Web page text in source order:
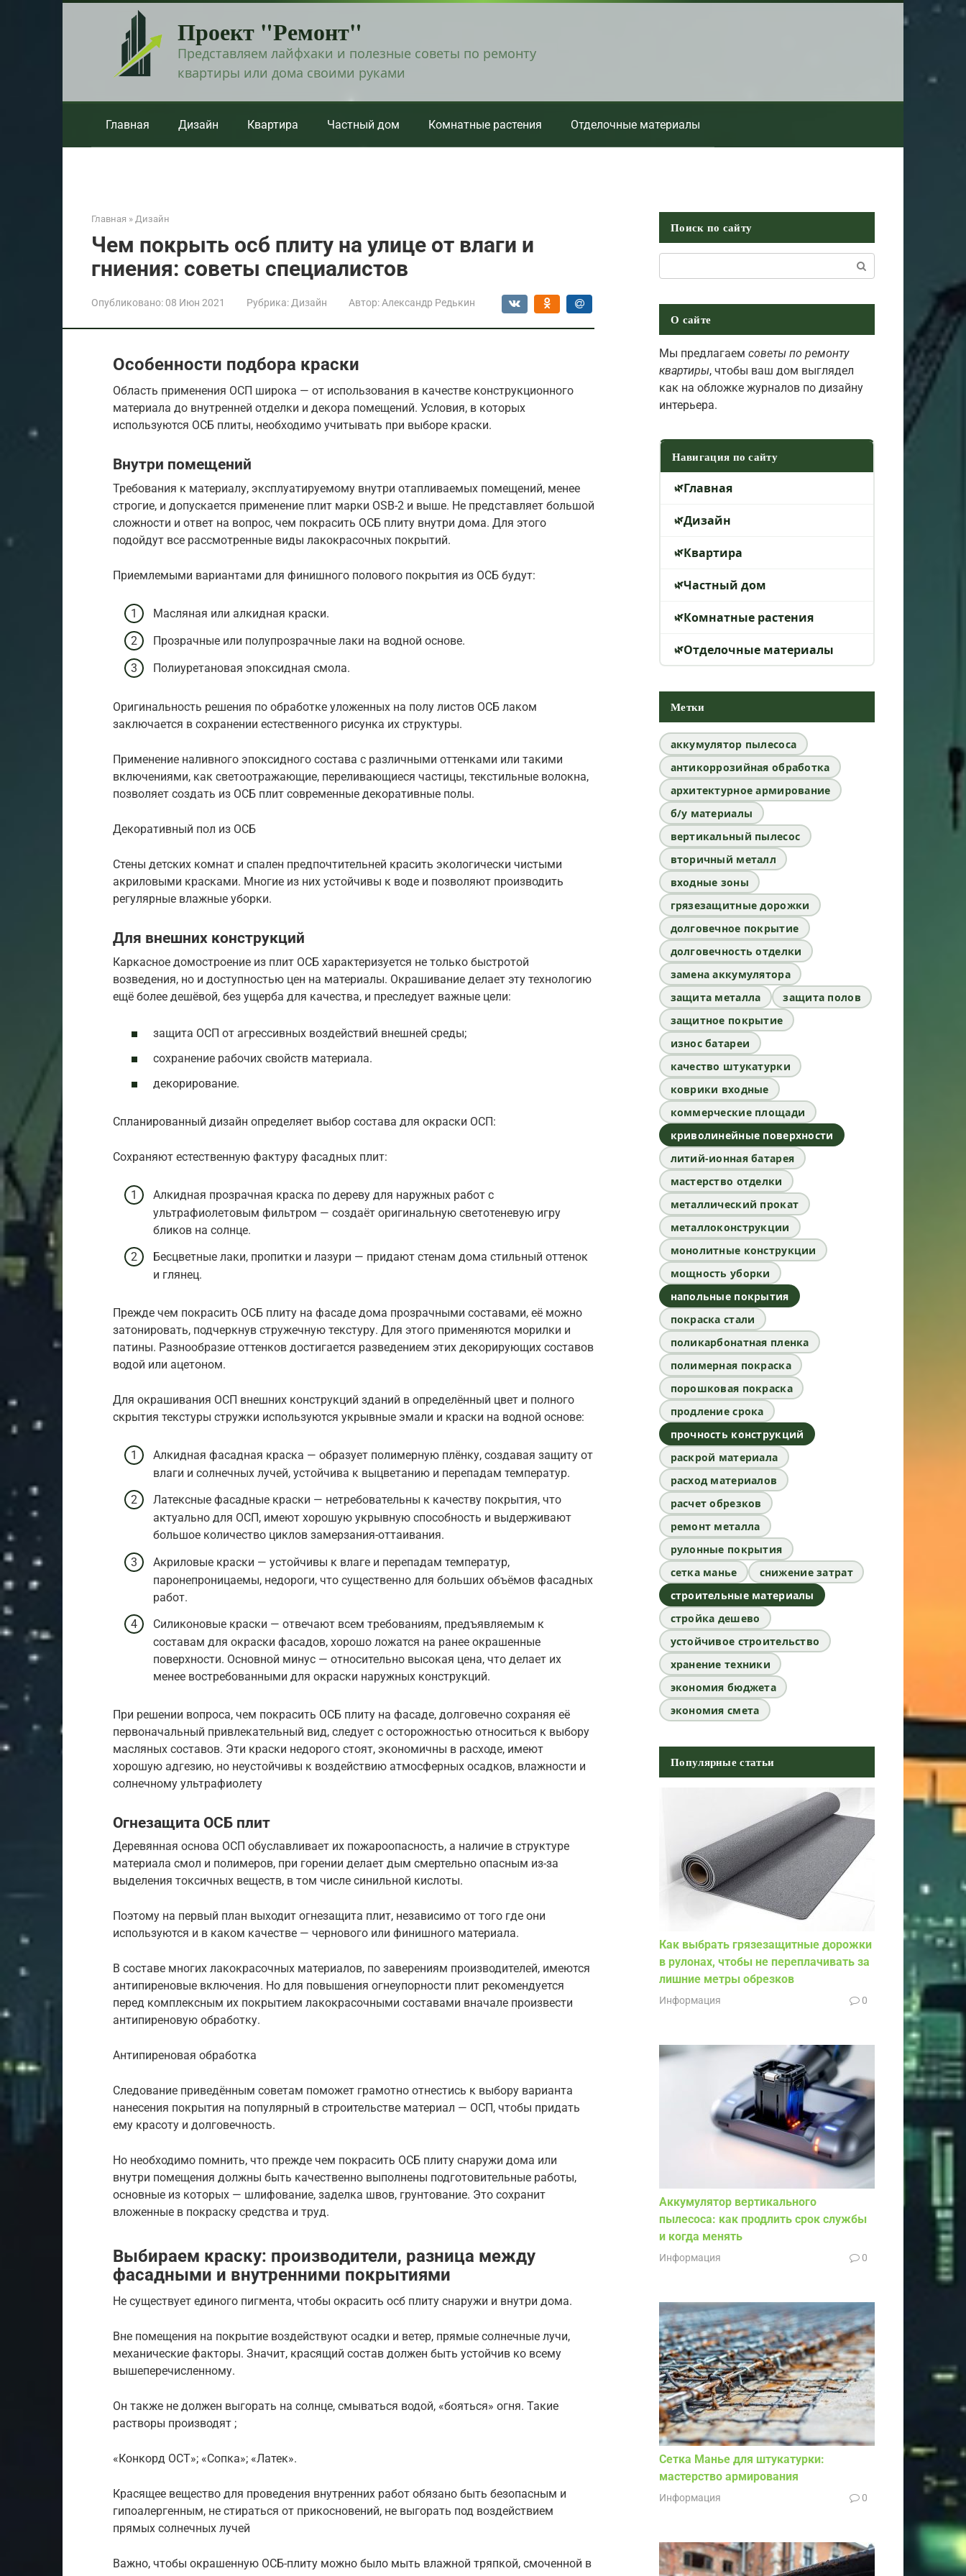
Проект "Ремонт"
Представляем лайфхаки и полезные советы по ремонту
квартиры или дома своими руками
Главная Дизайн Квартира Частный дом Комнатные растения Отделочные материалы
Главная » Дизайн
Чем покрыть осб плиту на улице от влаги и
гниения: советы специалистов
Опубликовано: 08 Июн 2021 Рубрика: Дизайн Автор: Александр Редькин
Особенности подбора краски
Область применения ОСП широка — от использования в качестве конструкционного
материала до внутренней отделки и декора помещений. Условия, в которых
используются ОСБ плиты, необходимо учитывать при выборе краски.
Внутри помещений
Требования к материалу, эксплуатируемому внутри отапливаемых помещений, менее
строгие, и допускается применение плит марки OSB-2 и выше. Не представляет большой
сложности и ответ на вопрос, чем покрасить ОСБ плиту внутри дома. Для этого
подойдут все рассмотренные виды лакокрасочных покрытий.
Приемлемыми вариантами для финишного полового покрытия из ОСБ будут:
Масляная или алкидная краски.
Прозрачные или полупрозрачные лаки на водной основе.
Полиуретановая эпоксидная смола.
Оригинальность решения по обработке уложенных на полу листов ОСБ лаком
заключается в сохранении естественного рисунка их структуры.
Применение наливного эпоксидного состава с различными оттенками или такими
включениями, как светоотражающие, переливающиеся частицы, текстильные волокна,
позволяет создать из ОСБ плит современные декоративные полы.
Декоративный пол из ОСБ
Стены детских комнат и спален предпочтительней красить экологически чистыми
акриловыми красками. Многие из них устойчивы к воде и позволяют производить
регулярные влажные уборки.
Для внешних конструкций
Каркасное домостроение из плит ОСБ характеризуется не только быстротой
возведения, но и доступностью цен на материалы. Окрашивание делает эту технологию
ещё более дешёвой, без ущерба для качества, и преследует важные цели:
защита ОСП от агрессивных воздействий внешней среды;
сохранение рабочих свойств материала.
декорирование.
Спланированный дизайн определяет выбор состава для окраски ОСП:
Сохраняют естественную фактуру фасадных плит:
Алкидная прозрачная краска по дереву для наружных работ с
ультрафиолетовым фильтром — создаёт оригинальную светотеневую игру
бликов на солнце.
Бесцветные лаки, пропитки и лазури — придают стенам дома стильный оттенок
и глянец.
Прежде чем покрасить ОСБ плиту на фасаде дома прозрачными составами, её можно
затонировать, подчеркнув стружечную текстуру. Для этого применяются морилки и
патины. Разнообразие оттенков достигается разведением этих декорирующих составов
водой или ацетоном.
Для окрашивания ОСП внешних конструкций зданий в определённый цвет и полного
скрытия текстуры стружки используются укрывные эмали и краски на водной основе:
Алкидная фасадная краска — образует полимерную плёнку, создавая защиту от
влаги и солнечных лучей, устойчива к выцветанию и перепадам температур.
Латексные фасадные краски — нетребовательны к качеству покрытия, что
актуально для ОСП, имеют хорошую укрывную способность и выдерживают
большое количество циклов замерзания-оттаивания.
Акриловые краски — устойчивы к влаге и перепадам температур,
паронепроницаемы, недороги, что существенно для больших объёмов фасадных
работ.
Силиконовые краски — отвечают всем требованиям, предъявляемым к
составам для окраски фасадов, хорошо ложатся на ранее окрашенные
поверхности. Основной минус — относительно высокая цена, что делает их
менее востребованными для окраски наружных конструкций.
При решении вопроса, чем покрасить ОСБ плиту на фасаде, долговечно сохраняя её
первоначальный привлекательный вид, следует с осторожностью относиться к выбору
масляных составов. Эти краски недорого стоят, экономичны в расходе, имеют
хорошую адгезию, но неустойчивы к воздействию атмосферных осадков, влажности и
солнечному ультрафиолету
Огнезащита ОСБ плит
Деревянная основа ОСП обуславливает их пожароопасность, а наличие в структуре
материала смол и полимеров, при горении делает дым смертельно опасным из-за
выделения токсичных веществ, в том числе синильной кислоты.
Поэтому на первый план выходит огнезащита плит, независимо от того где они
используются и в каком качестве — чернового или финишного материала.
В составе многих лакокрасочных материалов, по заверениям производителей, имеются
антипиреновые включения. Но для повышения огнеупорности плит рекомендуется
перед комплексным их покрытием лакокрасочными составами вначале произвести
антипиреновую обработку.
Антипиреновая обработка
Следование приведённым советам поможет грамотно отнестись к выбору варианта
нанесения покрытия на популярный в строительстве материал — ОСП, чтобы придать
ему красоту и долговечность.
Но необходимо помнить, что прежде чем покрасить ОСБ плиту снаружи дома или
внутри помещения должны быть качественно выполнены подготовительные работы,
основные из которых — шлифование, заделка швов, грунтование. Это сохранит
вложенные в покраску средства и труд.
Выбираем краску: производители, разница между
фасадными и внутренними покрытиями
Не существует единого пигмента, чтобы окрасить осб плиту снаружи и внутри дома.
Вне помещения на покрытие воздействуют осадки и ветер, прямые солнечные лучи,
механические факторы. Значит, красящий состав должен быть устойчив ко всему
вышеперечисленному.
Он также не должен выгорать на солнце, смываться водой, «бояться» огня. Такие
растворы производят ;
«Конкорд ОСТ»; «Сопка»; «Латек».
Красящее вещество для проведения внутренних работ обязано быть безопасным и
гипоалергенным, не стираться от прикосновений, не выгорать под воздействием
прямых солнечных лучей
Важно, чтобы окрашенную ОСБ-плиту можно было мыть влажной тряпкой, смоченной в
Поиск по сайту
О сайте
Мы предлагаем советы по ремонту
квартиры, чтобы ваш дом выглядел
как на обложке журналов по дизайну
интерьера.
Навигация по сайту
Главная
Дизайн
Квартира
Частный дом
Комнатные растения
Отделочные материалы
Метки
аккумулятор пылесоса
антикоррозийная обработка
архитектурное армирование
б/у материалы
вертикальный пылесос
вторичный металл
входные зоны
грязезащитные дорожки
долговечное покрытие
долговечность отделки
замена аккумулятора
защита металла
защита полов
защитное покрытие
износ батареи
качество штукатурки
коврики входные
коммерческие площади
криволинейные поверхности
литий-ионная батарея
мастерство отделки
металлический прокат
металлоконструкции
монолитные конструкции
мощность уборки
напольные покрытия
покраска стали
поликарбонатная пленка
полимерная покраска
порошковая покраска
продление срока
прочность конструкций
раскрой материала
расход материалов
расчет обрезков
ремонт металла
рулонные покрытия
сетка манье
снижение затрат
строительные материалы
стройка дешево
устойчивое строительство
хранение техники
экономия бюджета
экономия смета
Популярные статьи
Как выбрать грязезащитные дорожки
в рулонах, чтобы не переплачивать за
лишние метры обрезков
Информация 0
Аккумулятор вертикального
пылесоса: как продлить срок службы
и когда менять
Информация 0
Сетка Манье для штукатурки:
мастерство армирования
Информация 0